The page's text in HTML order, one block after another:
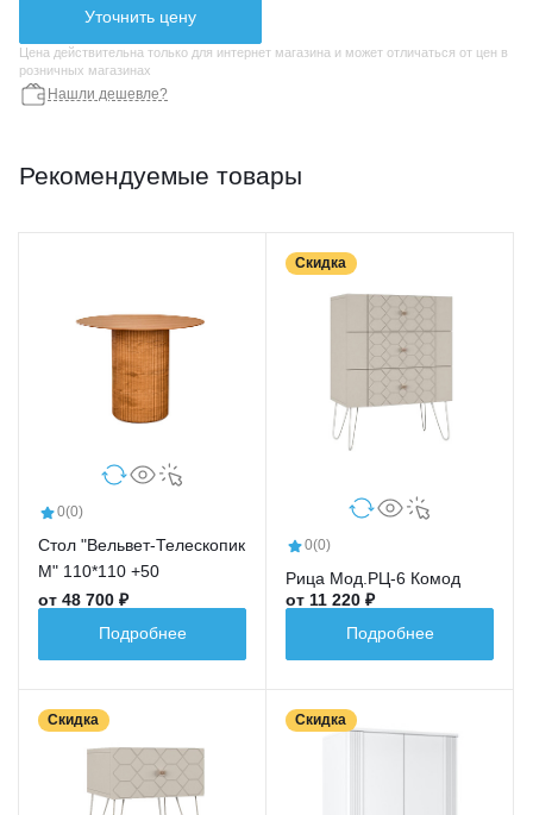
Уточнить цену
Цена действительна только для интернет магазина и может отличаться от цен в
розничных магазинах
Нашли дешевле?
Рекомендуемые товары
0(0)
Стол "Вельвет-Телескопик
М" 110*110 +50
от 48 700 ₽
Подробнее
Скидка
0(0)
Рица Мод.РЦ-6 Комод
от 11 220 ₽
Подробнее
Скидка Скидка